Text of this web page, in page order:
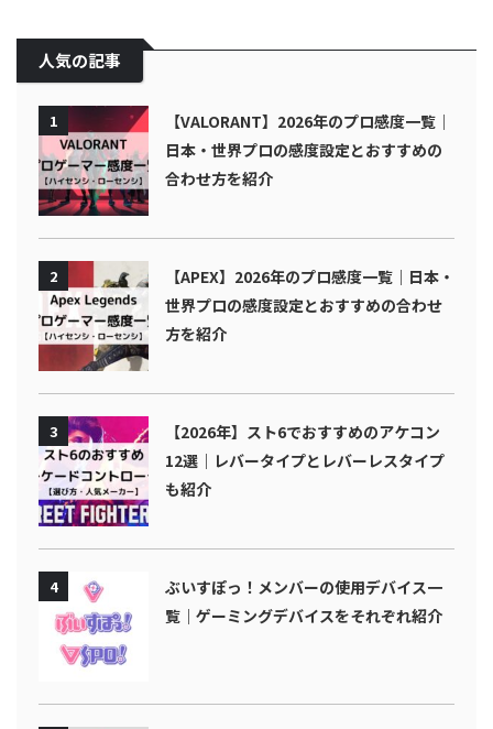
人気の記事
1
【VALORANT】2026年のプロ感度一覧｜
日本・世界プロの感度設定とおすすめの
合わせ方を紹介
2
【APEX】2026年のプロ感度一覧｜日本・
世界プロの感度設定とおすすめの合わせ
方を紹介
3
【2026年】スト6でおすすめのアケコン
12選｜レバータイプとレバーレスタイプ
も紹介
4
ぶいすぽっ！メンバーの使用デバイス一
覧｜ゲーミングデバイスをそれぞれ紹介